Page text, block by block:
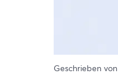
Geschrieben von